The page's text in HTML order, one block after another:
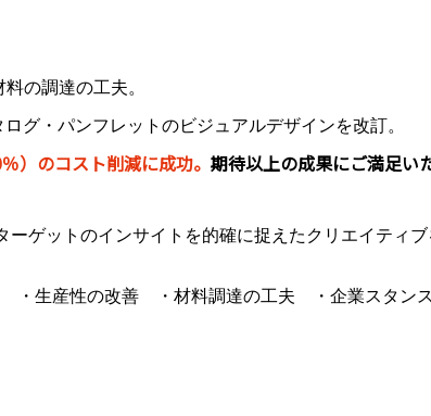
料の調達の工夫。
グ・パンフレットのビジュアルデザインを改訂。
）のコスト削減に成功。 期待以上の成果にご満足い
ゲットのインサイトを的確に捉えたクリエイティブ
・生産性の改善 ・材料調達の工夫 ・企業スタン